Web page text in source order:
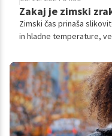
Zakaj je zimski
Zimski čas prinaša
in hladne temperature,
onesnaženje in suh zrak
neugodne razmere za
lahko sproži ali poslabša
od običajnih prehladov
bronhitis in pljučnice.